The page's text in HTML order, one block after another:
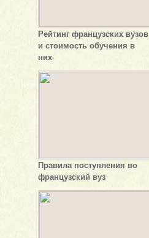
Рейтинг французских вузов
и стоимость обучения в
них
Правила поступления во
французский вуз